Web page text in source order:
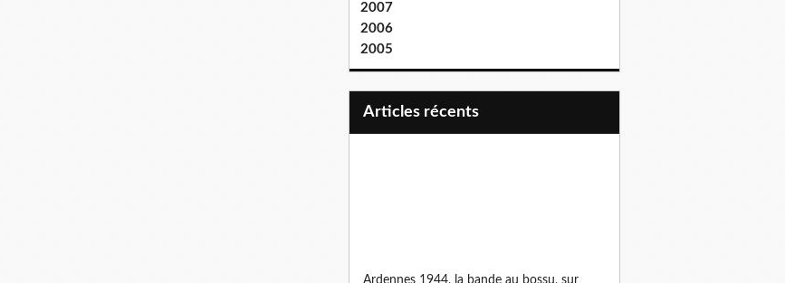
2007
2006
2005
articles récents
ardennes 1944, la bande au bossu, sur